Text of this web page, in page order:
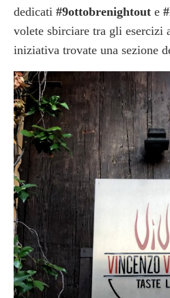
dedicati #9ottobrenightout e
volete sbirciare tra gli esercizi
iniziativa trovate una sezione